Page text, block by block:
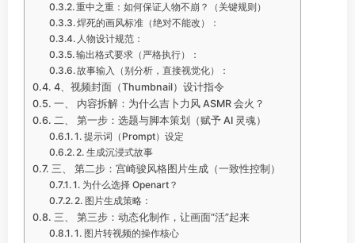
重中之重：如何保证人物不崩？（关键规则）
焊死的画风标准（绝对不能改）：
人物设计规范：
输出格式要求（严格执行）：
故事输入（别分析，直接视觉化）：
4、视频封面（Thumbnail）设计指令
一、 内容拆解：为什么吉卜力风 ASMR 会火？
二、 第一步：选题与脚本策划（赋予 AI 灵魂）
1. 提示词（Prompt）设定
2. 生成沉浸式故事
三、 第二步：宫崎骏风格图片生成（一致性控制）
1. 为什么选择 Openart？
2. 图片生成策略：
三、 第三步：动态化制作，让画面“活”起来
1. 图片转视频的操作核心